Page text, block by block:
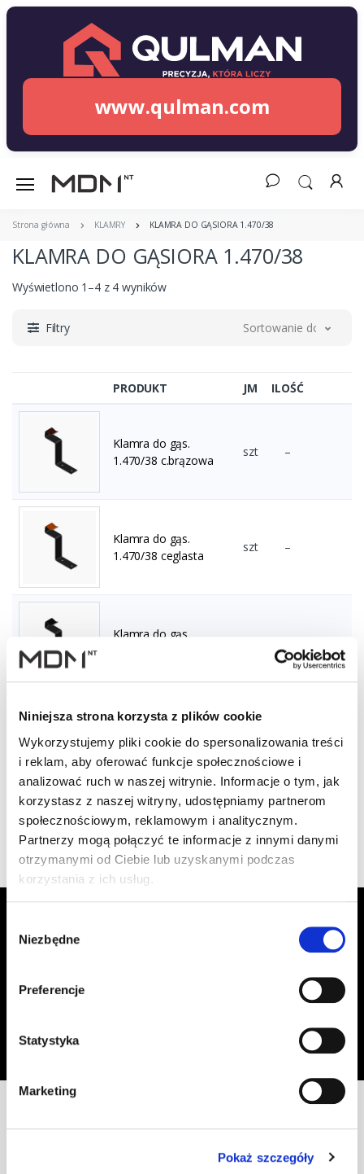
Niniejsza strona korzysta z plików cookie
Wykorzystujemy pliki cookie do spersonalizowania treści
i reklam, aby oferować funkcje społecznościowe i
analizować ruch w naszej witrynie. Informacje o tym, jak
korzystasz z naszej witryny, udostępniamy partnerom
społecznościowym, reklamowym i analitycznym.
Partnerzy mogą połączyć te informacje z innymi danymi
otrzymanymi od Ciebie lub uzyskanymi podczas
korzystania z ich usług.
zgody
Niezbędne
Preferencje
Statystyka
Marketing
Pokaż szczegóły
www.qulman.com
Strona główna KLAMRY KLAMRA DO GĄSIORA 1.470/38
KLAMRA DO GĄSIORA 1.470/38
Wyświetlono 1–4 z 4 wyników
Filtry Sortowanie domyślne
PRODUKT JM ILOŚĆ
Klamra do gąs.
1.470/38 c.brązowa
szt –
Klamra do gąs.
1.470/38 ceglasta
szt –
Klamra do gąs.
1.470/38 grafitowa
szt –
Wyświetlono 1–4 z 4 wyników
otrzymywać informacje o aktualnych
Adres email
Zapisz się
Oświadczam, że zapoznałem się z
przetwarzania moich danych osobowych, w celu przesyłania mi informacji o